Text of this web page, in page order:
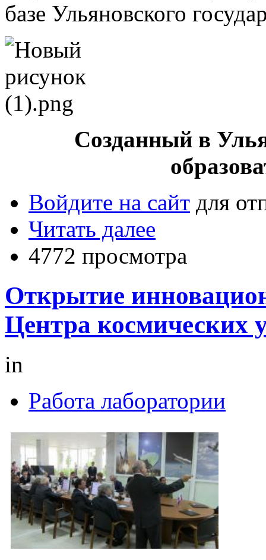
базе Ульяновского
Созданный в
Войдите на сайт для
Читать далее
4772 просмотра
Открытие
Центра космических
in
Работа лаборатории